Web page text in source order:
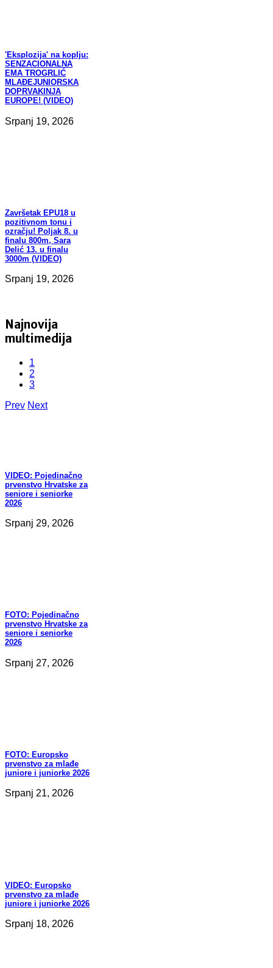
'Eksplozija' na koplju:
SENZACIONALNA
EMA TROGRLIĆ
MLAĐEJUNIORSKA
DOPRVAKINJA
EUROPE! (VIDEO)
Srpanj 19, 2026
Završetak EPU18 u
pozitivnom tonu i
ozračju! Poljak 8. u
finalu 800m, Sara
Delić 13. u finalu
3000m (VIDEO)
Srpanj 19, 2026
Najnovija
multimedija
1
2
3
Prev Next
VIDEO: Pojedinačno
prvenstvo Hrvatske za
seniore i seniorke
2026
Srpanj 29, 2026
FOTO: Pojedinačno
prvenstvo Hrvatske za
seniore i seniorke
2026
Srpanj 27, 2026
FOTO: Europsko
prvenstvo za mlađe
juniore i juniorke 2026
Srpanj 21, 2026
VIDEO: Europsko
prvenstvo za mlađe
juniore i juniorke 2026
Srpanj 18, 2026